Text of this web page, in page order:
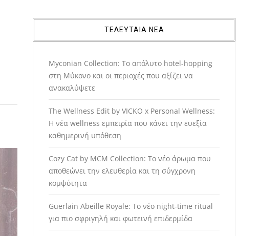
ΤΕΛΕΥΤΑΙΑ ΝΕΑ
Myconian Collection: Το απόλυτο hotel-hopping
στη Μύκονο και οι περιοχές που αξίζει να
ανακαλύψετε
The Wellness Edit by VICKO x Personal Wellness:
Η νέα wellness εμπειρία που κάνει την ευεξία
καθημερινή υπόθεση
Cozy Cat by MCM Collection: Το νέο άρωμα που
αποθεώνει την ελευθερία και τη σύγχρονη
κομψότητα
Guerlain Abeille Royale: Το νέο night-time ritual
για πιο σφριγηλή και φωτεινή επιδερμίδα